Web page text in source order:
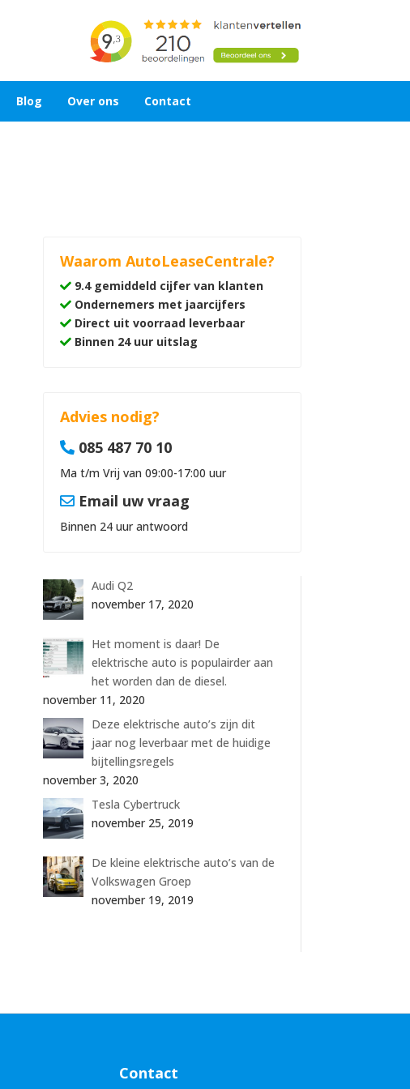
Blog Over ons Contact
Waarom AutoLeaseCentrale?
9.4 gemiddeld cijfer van klanten
Ondernemers met jaarcijfers
Direct uit voorraad leverbaar
Binnen 24 uur uitslag
Advies nodig?
085 487 70 10
Ma t/m Vrij van 09:00-17:00 uur
Email uw vraag
Binnen 24 uur antwoord
Audi Q2
november 17, 2020
Het moment is daar! De
elektrische auto is populairder aan
het worden dan de diesel.
november 11, 2020
Deze elektrische auto’s zijn dit
jaar nog leverbaar met de huidige
bijtellingsregels
november 3, 2020
Tesla Cybertruck
november 25, 2019
De kleine elektrische auto’s van de
Volkswagen Groep
november 19, 2019
Contact